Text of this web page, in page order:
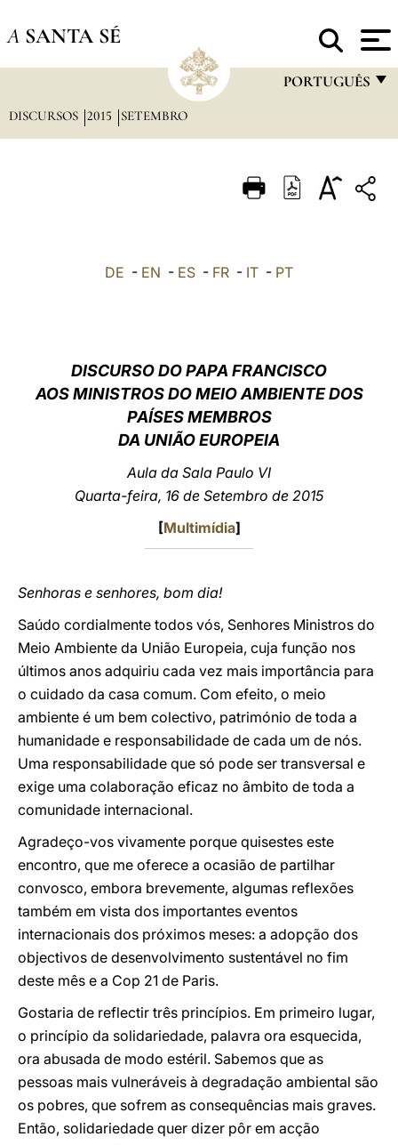
A SANTA SÉ
PORTUGUÊS
ITALIANO
中文
DISCURSOS 2015 SETEMBRO
DE - EN - ES - FR - IT - PT
DISCURSO DO PAPA FRANCISCO
AOS MINISTROS DO MEIO AMBIENTE DOS
PAÍSES MEMBROS
DA UNIÃO EUROPEIA
Aula da Sala Paulo VI
Quarta-feira, 16 de Setembro de 2015
[Multimídia]
Senhoras e senhores, bom dia!
Saúdo cordialmente todos vós, Senhores Ministros do
Meio Ambiente da União Europeia, cuja função nos
últimos anos adquiriu cada vez mais importância para
o cuidado da casa comum. Com efeito, o meio
ambiente é um bem colectivo, património de toda a
humanidade e responsabilidade de cada um de nós.
Uma responsabilidade que só pode ser transversal e
exige uma colaboração eficaz no âmbito de toda a
comunidade internacional.
Agradeço-vos vivamente porque quisestes este
encontro, que me oferece a ocasião de partilhar
convosco, embora brevemente, algumas reflexões
também em vista dos importantes eventos
internacionais dos próximos meses: a adopção dos
objectivos de desenvolvimento sustentável no fim
deste mês e a Cop 21 de Paris.
Gostaria de reflectir três princípios. Em primeiro lugar,
o princípio da solidariedade, palavra ora esquecida,
ora abusada de modo estéril. Sabemos que as
pessoas mais vulneráveis à degradação ambiental são
os pobres, que sofrem as consequências mais graves.
Então, solidariedade quer dizer pôr em acção